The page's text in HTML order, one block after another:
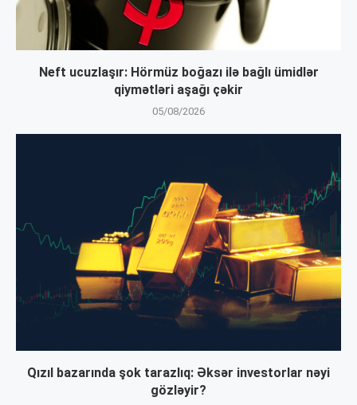
Neft ucuzlaşır: Hörmüz boğazı ilə bağlı ümidlər
qiymətləri aşağı çəkir
05/08/2026
Qızıl bazarında şok tarazlıq: Əksər investorlar nəyi
gözləyir?